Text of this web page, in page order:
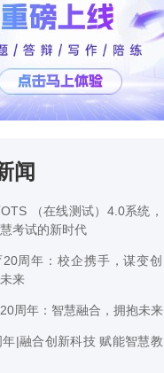
闻
（在线测试）4.0系统，
考试的新时代
周年：校企携手，谋变创
来
周年：智慧融合，拥抱未来
|融合创新科技 赋能智慧教